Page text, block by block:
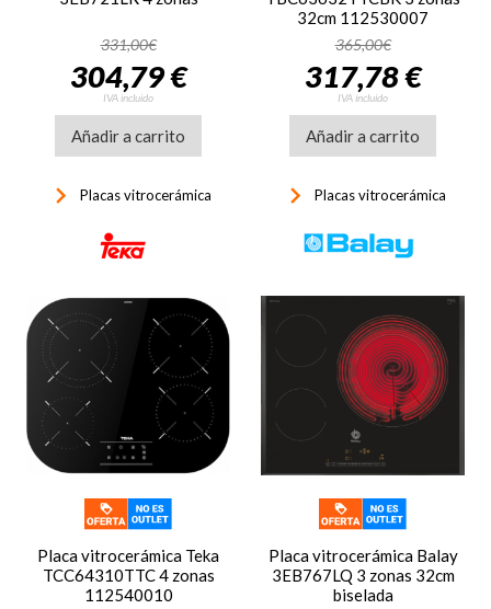
331,00€
304,79 €
IVA incluido
Añadir a carrito
keyboard_arrow_right Placas vitrocerámica
32cm 112530007
365,00€
317,78 €
IVA incluido
Añadir a carrito
keyboard_arrow_right Placas vitrocerámica
Placa vitrocerámica Teka
TCC64310TTC 4 zonas
112540010
Placa vitrocerámica Balay
3EB767LQ 3 zonas 32cm
biselada